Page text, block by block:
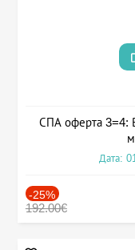
СПА оферта 3=4:
Дата:
-25%
192.00€